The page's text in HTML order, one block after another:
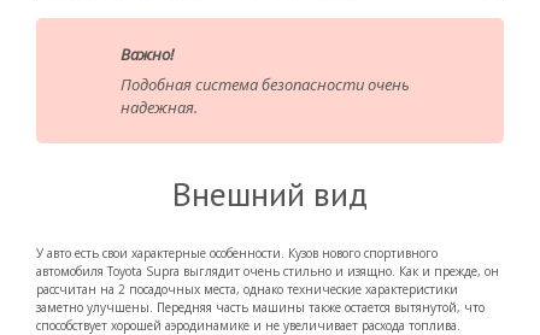
Важно!
Подобная система безопасности очень
надежная.
Внешний вид
У авто есть свои характерные особенности. Кузов нового спортивного
автомобиля Toyota Supra выглядит очень стильно и изящно. Как и прежде, он
рассчитан на 2 посадочных места, однако технические характеристики
заметно улучшены. Передняя часть машины также остается вытянутой, что
способствует хорошей аэродинамике и не увеличивает расхода топлива.